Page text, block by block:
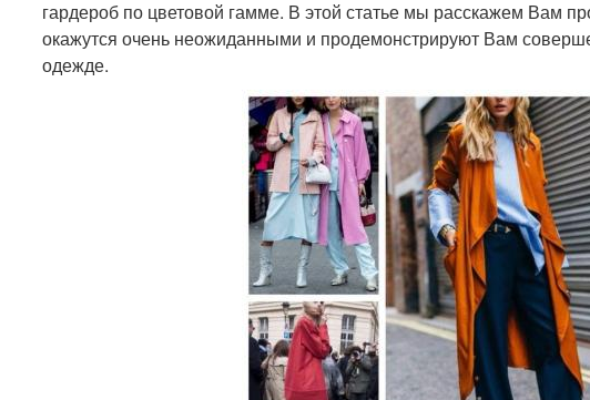
гардероб по цветовой гамме. В этой статье мы расскажем Вам
окажутся очень неожиданными и продемонстрируют Вам
одежде.